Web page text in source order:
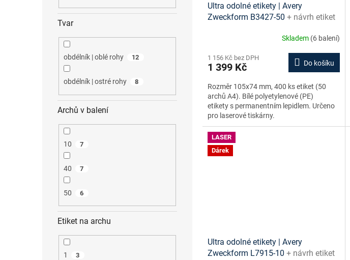
Tvar
obdélník | oblé rohy 12
obdélník | ostré rohy 8
Archů v balení
10 7
40 7
50 6
Etiket na archu
1 3
Ultra odolné etikety | Avery
Zweckform B3427-50 + návrh etiket
Skladem (6 balení)
1 156 Kč bez DPH
1 399 Kč Do košíku
Rozměr 105x74 mm, 400 ks etiket (50
archů A4). Bílé polyetylenové (PE)
etikety s permanentním lepidlem. Určeno
pro laserové tiskárny.
LASER
Dárek
Ultra odolné etikety | Avery
Zweckform L7915-10 + návrh etiket